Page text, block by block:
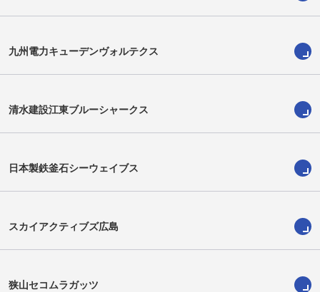
九州電力キューデンヴォルテクス
清水建設江東ブルーシャークス
日本製鉄釜石シーウェイブス
スカイアクティブズ広島
狭山セコムラガッツ